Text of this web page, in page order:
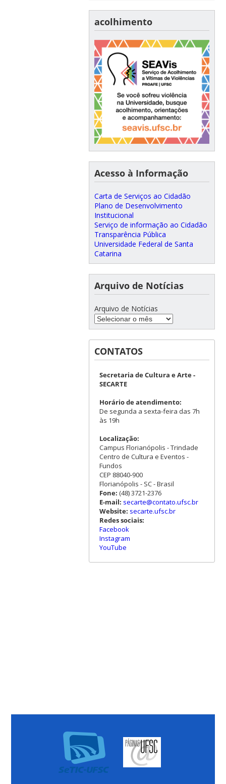
acolhimento
Acesso à Informação
Carta de Serviços ao Cidadão
Plano de Desenvolvimento
Institucional
Serviço de informação ao Cidadão
Transparência Pública
Universidade Federal de Santa
Catarina
Arquivo de Notícias
Arquivo de Notícias
CONTATOS
Secretaria de Cultura e Arte -
SECARTE
Horário de atendimento:
De segunda a sexta-feira das 7h
às 19h
Localização:
Campus Florianópolis - Trindade
Centro de Cultura e Eventos -
Fundos
CEP 88040-900
Florianópolis - SC - Brasil
Fone: (48) 3721-2376
E-mail: secarte@contato.ufsc.br
Website: secarte.ufsc.br
Redes sociais:
Facebook
Instagram
YouTube